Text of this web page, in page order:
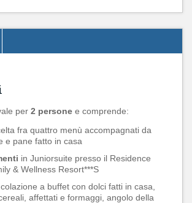
per 2 persone e comprende:
fra quattro menù accompagnati da
e pane fatto in casa
in Juniorsuite presso il Residence
& Wellness Resort***S
a buffet con dolci fatti in casa,
affettati e formaggi, angolo della